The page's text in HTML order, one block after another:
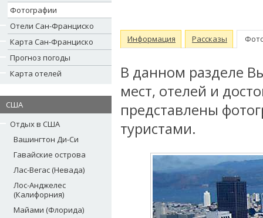
Фотографии
Отели Сан-Франциско
Карта Сан-Франциско
Прогноз погоды
Карта отелей
США
Отдых в США
Вашингтон Ди-Си
Гавайские острова
Лас-Вегас (Невада)
Лос-Анджелес
(Калифорния)
Майами (Флорида)
Информация Рассказы
В данном разделе
мест, отелей и
представлены
туристами.